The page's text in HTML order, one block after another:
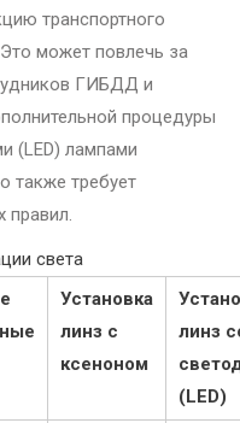
транспортного
может повлечь за
ГИБДД и
процедуры
(LED) лампами
также требует
правил.
света
Установка
линз с
ксеноном
линз
(LED)